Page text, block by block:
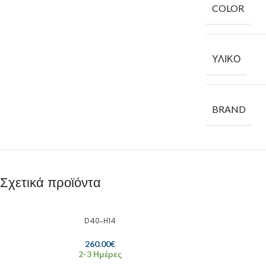
COLOR
ΥΛΙΚΌ
BRAND
Σχετικά προϊόντα
D40-H14
260.00€
2-3 Ημέρες